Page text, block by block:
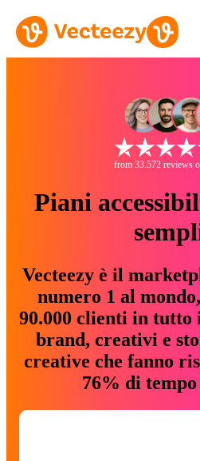
from 33.572 reviews
Piani
Vecteezy è il
numero 1 al
90.000 clienti in tutto
brand, creativi e
creative che fanno
76% di tempo